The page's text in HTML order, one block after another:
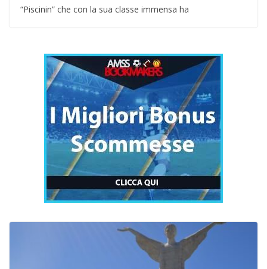
“Piscinin” che con la sua classe immensa ha